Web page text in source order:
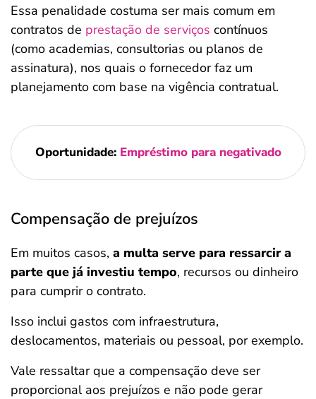
Essa penalidade costuma ser mais comum em
contratos de prestação de serviços contínuos
(como academias, consultorias ou planos de
assinatura), nos quais o fornecedor faz um
planejamento com base na vigência contratual.
Oportunidade: Empréstimo para negativado
Compensação de prejuízos
Em muitos casos, a multa serve para ressarcir a
parte que já investiu tempo, recursos ou dinheiro
para cumprir o contrato.
Isso inclui gastos com infraestrutura,
deslocamentos, materiais ou pessoal, por exemplo.
Vale ressaltar que a compensação deve ser
proporcional aos prejuízos e não pode gerar